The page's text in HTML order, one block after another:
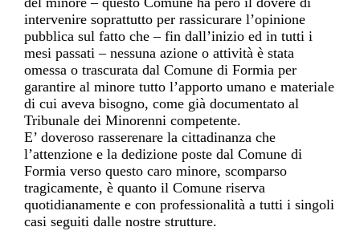
intervenire soprattutto per rassicurare l’opinione
pubblica sul fatto che – fin dall’inizio ed in tutti i
mesi passati – nessuna azione o attività è stata
omessa o trascurata dal Comune di Formia per
garantire al minore tutto l’apporto umano e materiale
di cui aveva bisogno, come già documentato al
Tribunale dei Minorenni competente.
E’ doveroso rasserenare la cittadinanza che
l’attenzione e la dedizione poste dal Comune di
Formia verso questo caro minore, scomparso
tragicamente, è quanto il Comune riserva
quotidianamente e con professionalità a tutti i singoli
casi seguiti dalle nostre strutture.